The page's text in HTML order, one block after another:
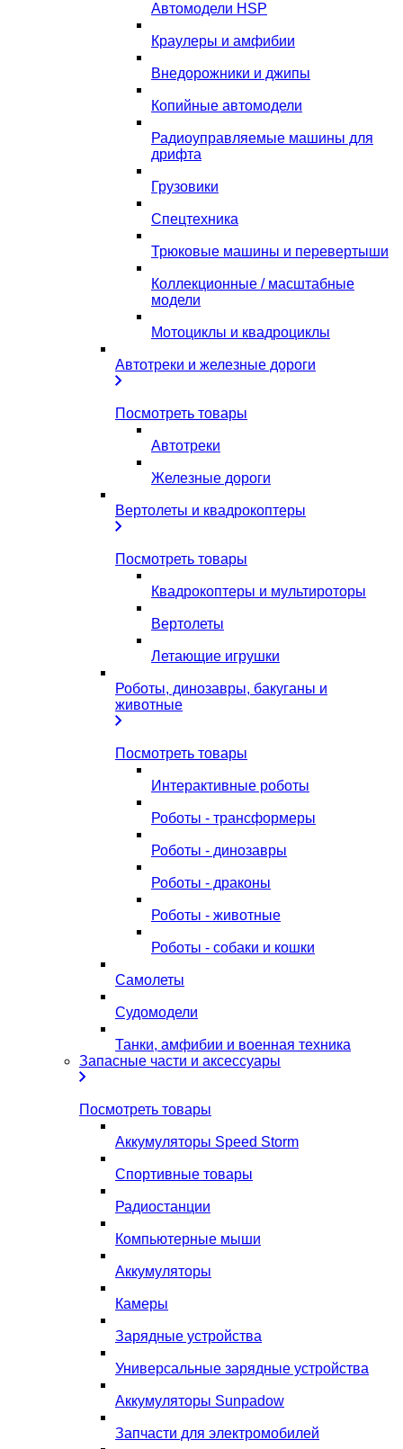
Автомодели HSP
Краулеры и амфибии
Внедорожники и джипы
Копийные автомодели
Радиоуправляемые машины для
дрифта
Грузовики
Спецтехника
Трюковые машины и перевертыши
Коллекционные / масштабные
модели
Мотоциклы и квадроциклы
Автотреки и железные дороги
Посмотреть товары
Автотреки
Железные дороги
Вертолеты и квадрокоптеры
Посмотреть товары
Квадрокоптеры и мультироторы
Вертолеты
Летающие игрушки
Роботы, динозавры, бакуганы и
животные
Посмотреть товары
Интерактивные роботы
Роботы - трансформеры
Роботы - динозавры
Роботы - драконы
Роботы - животные
Роботы - собаки и кошки
Самолеты
Судомодели
Танки, амфибии и военная техника
Запасные части и аксессуары
Посмотреть товары
Аккумуляторы Speed Storm
Спортивные товары
Радиостанции
Компьютерные мыши
Аккумуляторы
Камеры
Зарядные устройства
Универсальные зарядные устройства
Аккумуляторы Sunpadow
Запчасти для электромобилей